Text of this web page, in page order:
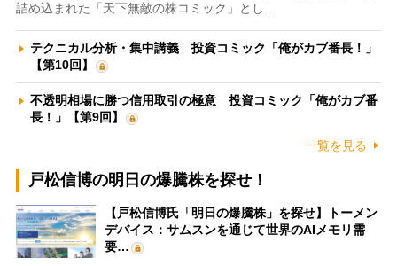
詰め込まれた「天下無敵の株コミック」とし…
テクニカル分析・集中講義 投資コミック「俺がカブ番長！」
【第10回】
不透明相場に勝つ信用取引の極意 投資コミック「俺がカブ番
長！」【第9回】
一覧を見る
戸松信博の明日の爆騰株を探せ！
【戸松信博氏「明日の爆騰株」を探せ】トーメン
デバイス：サムスンを通じて世界のAIメモリ需
要…